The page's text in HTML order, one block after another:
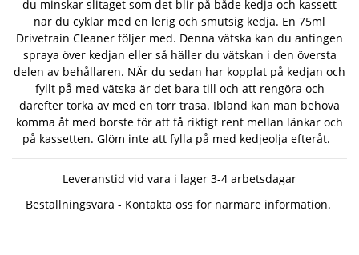
du minskar slitaget som det blir på både kedja och kassett
när du cyklar med en lerig och smutsig kedja. En 75ml
Drivetrain Cleaner följer med. Denna vätska kan du antingen
spraya över kedjan eller så häller du vätskan i den översta
delen av behållaren. NÄr du sedan har kopplat på kedjan och
fyllt på med vätska är det bara till och att rengöra och
därefter torka av med en torr trasa. Ibland kan man behöva
komma åt med borste för att få riktigt rent mellan länkar och
på kassetten. Glöm inte att fylla på med kedjeolja efteråt.
Leveranstid vid vara i lager 3-4 arbetsdagar
Beställningsvara - Kontakta oss för närmare information.